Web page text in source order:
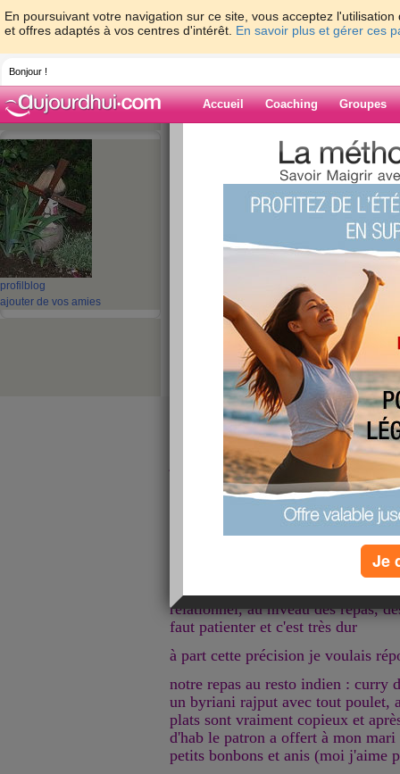
En poursuivant votre navigation sur ce site, vous acceptez
et offres adaptés à vos centres d'intérêt. En savoir plus et gérer ces
Bonjour !
Accueil Coaching Groupes
profil blog
ajouter de vos amies
> > Un grand
Blog de guel23
Un grand Merci
je voulais vous remercier de vos
La période est difficile pour moi
sont très présents et pour l'instant
les médecins décident de la
très dur, mais je ne m'étalerai pas
Sachez simplement que le
très importante sur le quotidien
relationnel, au niveau des repas,
faut patienter et c'est très dur
à part cette précision je voulais
notre repas au resto indien : curry
un byriani rajput avec tout poulet,
plats sont vraiment copieux et
d'hab le patron a offert à mon
petits bonbons et anis (moi j'aime
Je